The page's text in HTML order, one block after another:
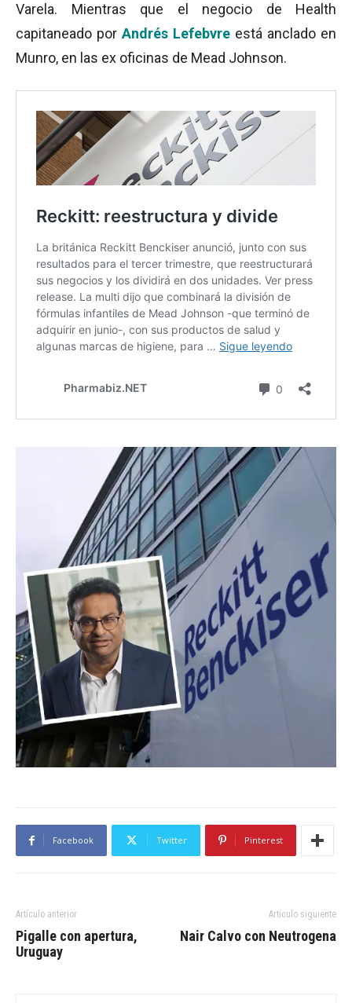
Varela. Mientras que el negocio de Health
capitaneado por Andrés Lefebvre está anclado en
Munro, en las ex oficinas de Mead Johnson.
Facebook Twitter Pinterest
Artículo anterior
Pigalle con apertura,
Uruguay
Artículo siguiente
Nair Calvo con Neutrogena